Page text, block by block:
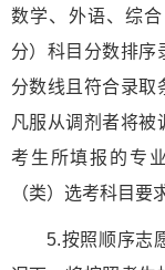
数学、外语、综
分）科目分数排序
分数线且符合录取
凡服从调剂者将被
考生所填报的专
（类）选考科目要
5.按照顺序志